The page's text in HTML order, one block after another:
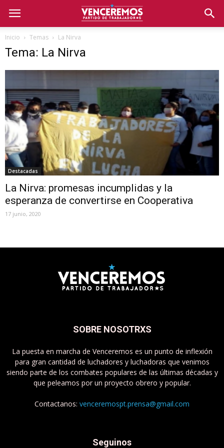
Inicio Temas La Nirva
Tema: La Nirva
Destacadas
La Nirva: promesas incumplidas y la
esperanza de convertirse en Cooperativa
17 junio, 2020
SOBRE NOSOTRXS
La puesta en marcha de Venceremos es un punto de inflexión
para gran cantidad de luchadores y luchadoras que venimos
siendo parte de los combates populares de las últimas décadas y
que peleamos por un proyecto obrero y popular.
Contactanos: venceremospt.prensa@gmail.com
Seguinos